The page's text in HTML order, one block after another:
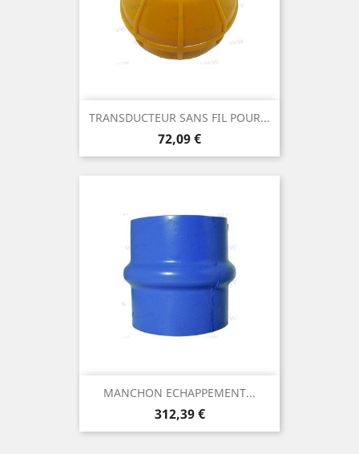
TRANSDUCTEUR SANS FIL POUR...
Prix
72,09 €
MANCHON ECHAPPEMENT...
Prix
312,39 €